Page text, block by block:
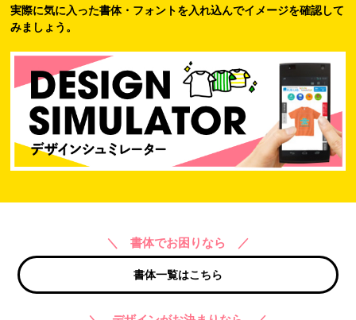
実際に気に入った書体・フォントを入れ込んでイメージを確認して
みましょう。
＼ 書体でお困りなら ／
書体一覧はこちら